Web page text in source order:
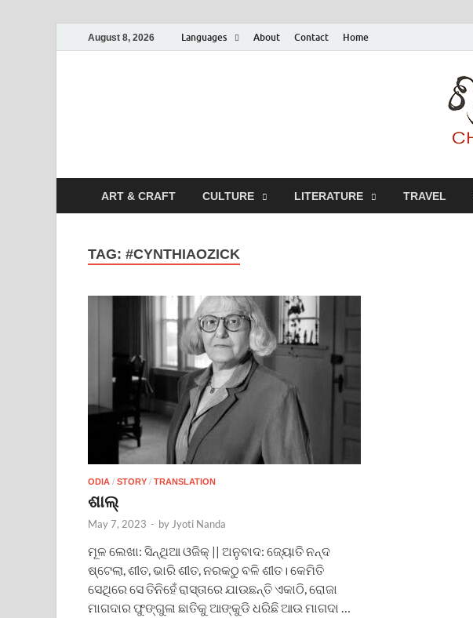
August 8, 2026 Languages About Contact Home
ART & CRAFT CULTURE LITERATURE TRAVEL
TAG: #CYNTHIAOZICK
ODIA / STORY / TRANSLATION
ଶାଲ୍
May 7, 2023 - by Jyoti Nanda
ମୂଳ ଲେଖା: ସିନ୍ଥିଆ ଓଜିକ୍ || ଅନୁବାଦ: ଜ୍ୟୋତି ନନ୍ଦ
ଷ୍ଟେଲା, ଶୀତ, ଭାରି ଶୀତ, ନରକଠୁ ବଳି ଶୀତ। କେମିତି
ସେଥିରେ ସେ ତିନିହେଁ ରାସ୍ତାରେ ଯାଉଛନ୍ତି ଏକାଠି, ରୋଜା
ମାଗଦାର ଫୁଙ୍ଗୁଳା ଛାତିକୁ ଆଙ୍କୁଡି ଧରିଛି ଆଉ ମାଗଦା …